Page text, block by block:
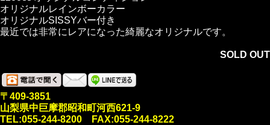
オリジナルレインボーカラー
オリジナルSISSYバー付き
最近では非常にレアになった綺麗なオリジナルです。
SOLD OUT
〒409-3851
山梨県中巨摩郡昭和町河西621-9
TEL:055-244-8200 FAX:055-244-8222